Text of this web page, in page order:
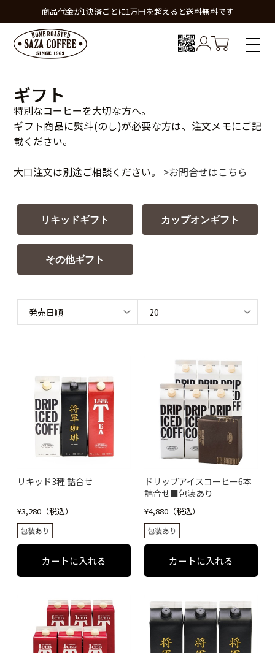
商品代金が1決済ごとに1万円を超えると送料無料です
ギフト
特別なコーヒーを大切な方へ。
ギフト商品に熨斗(のし)が必要な方は、注文メモにご記
載ください。
大口注文は別途ご相談ください。 >お問合せはこちら
リキッドギフト カップオンギフト
その他ギフト
リキッド3種 詰合せ
¥3,280（税込）
ドリップアイスコーヒー6本
詰合せ■包装あり
¥4,880（税込）